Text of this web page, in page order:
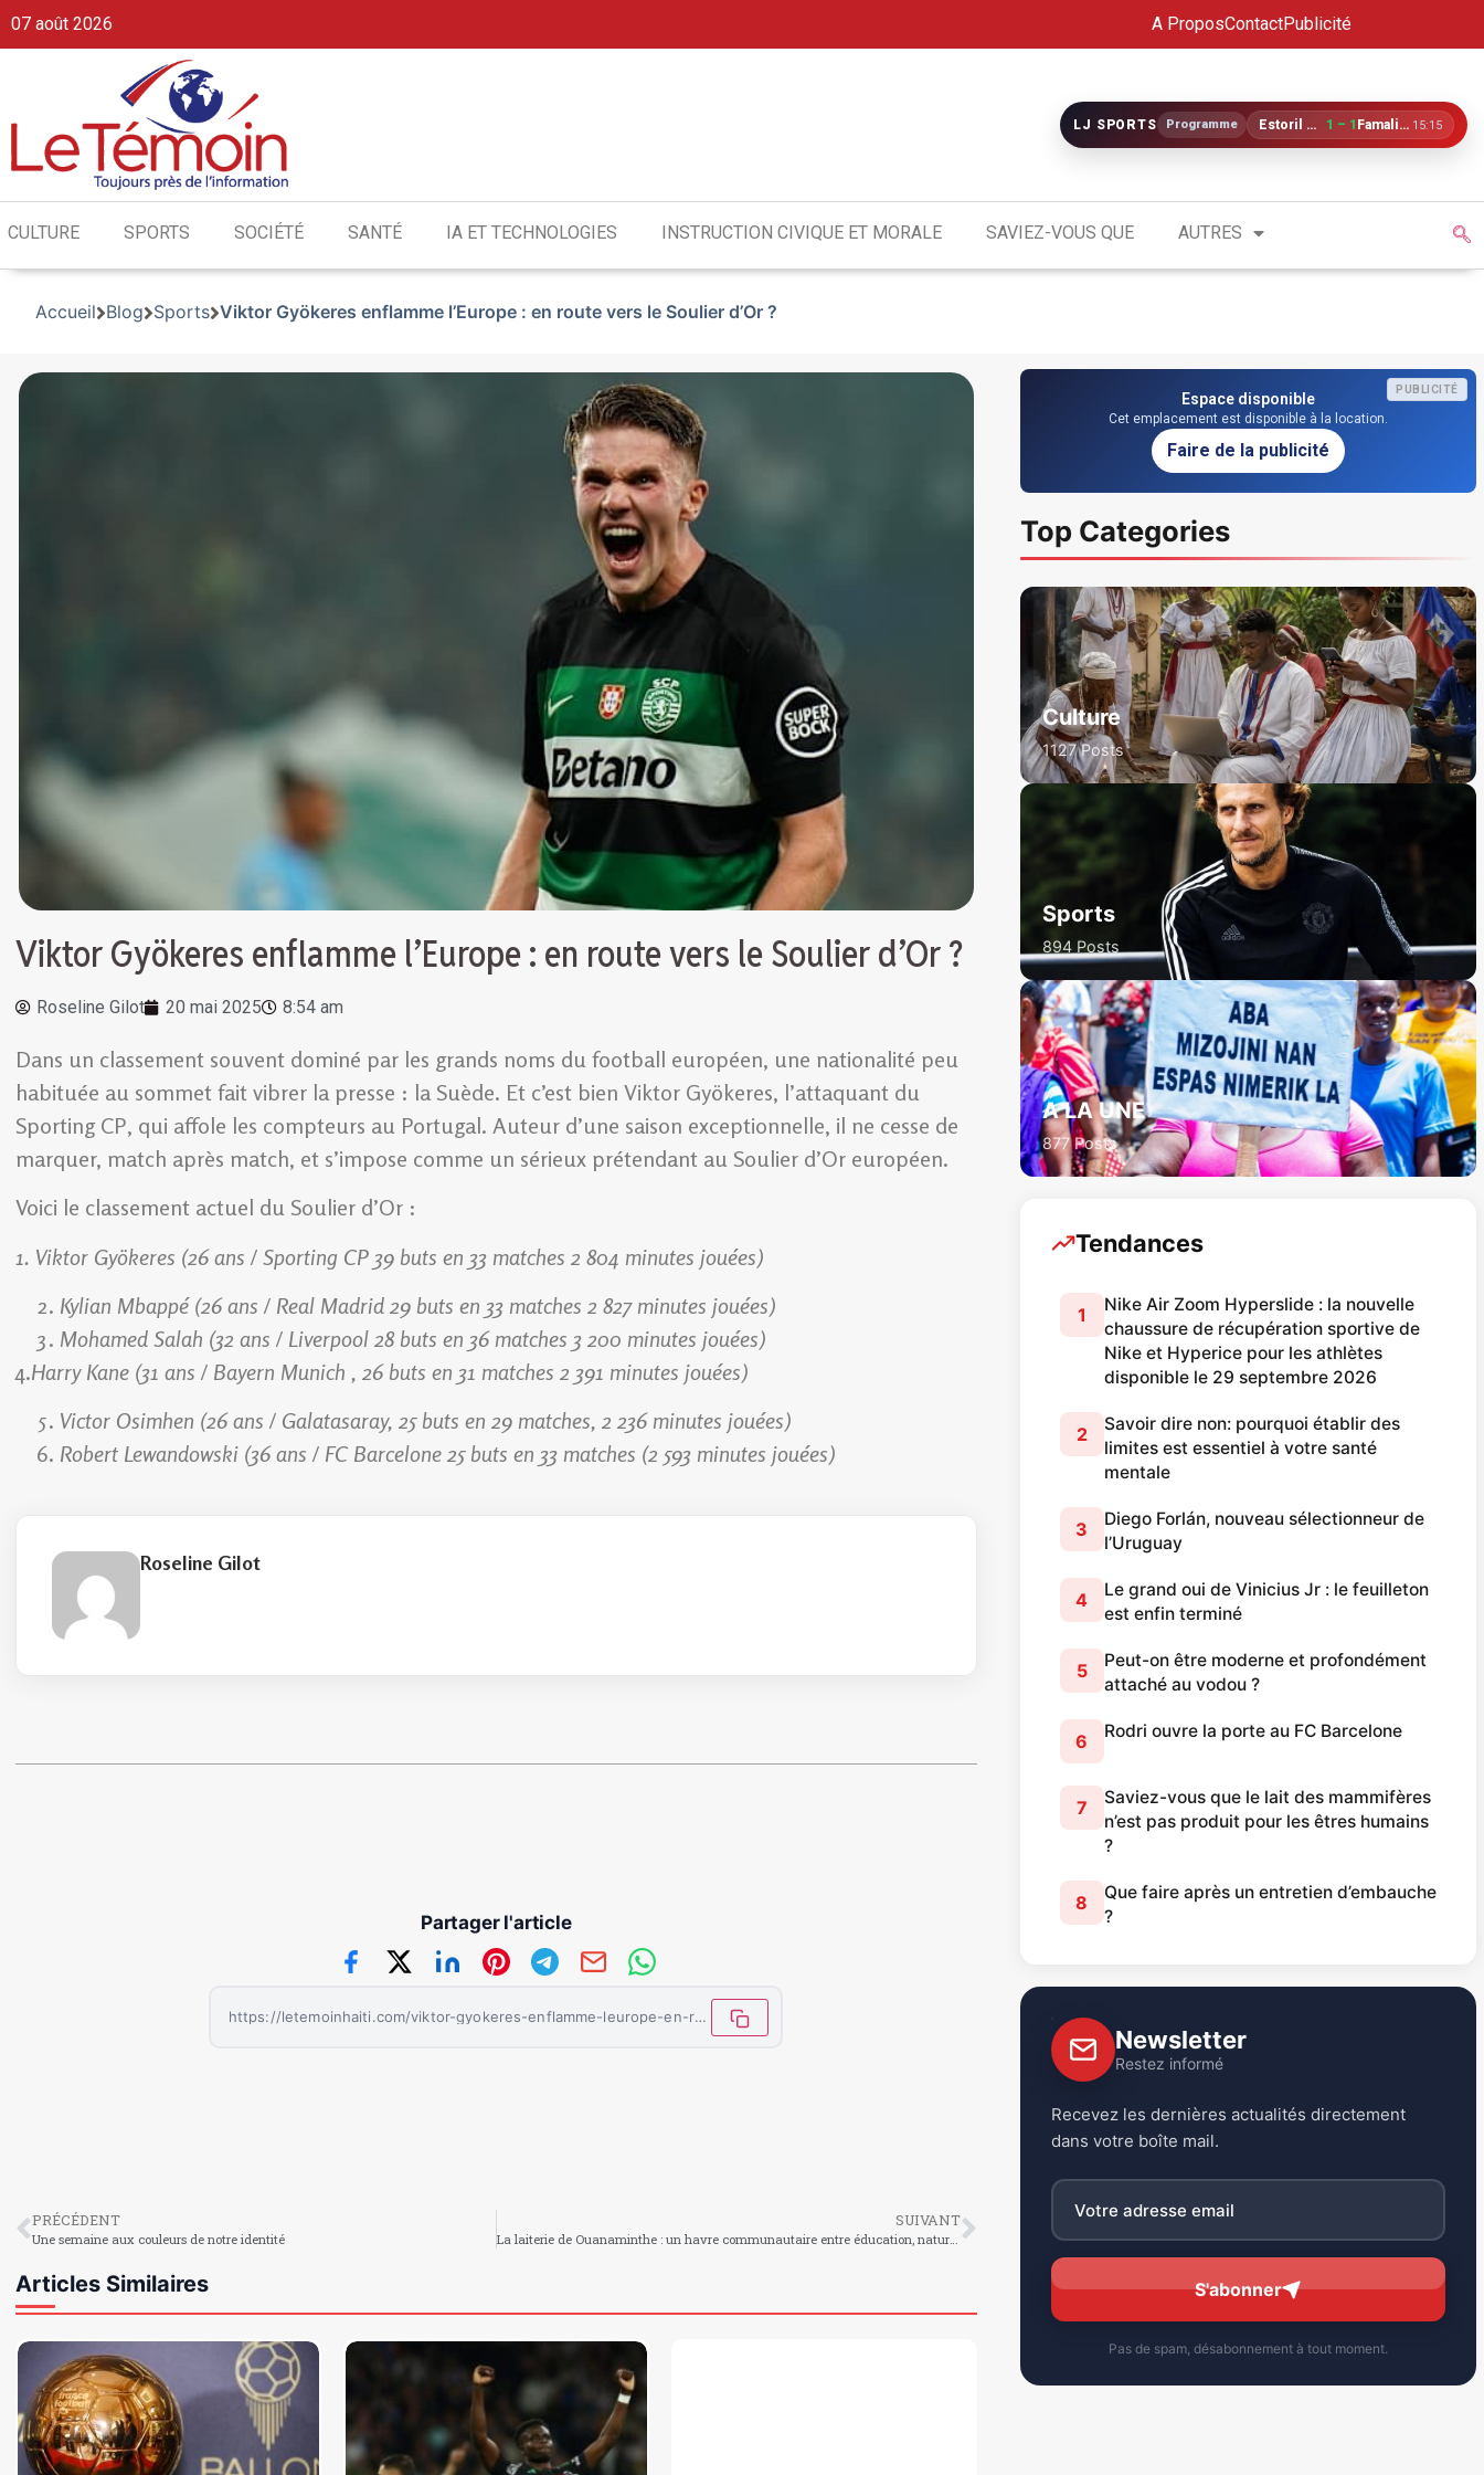
07 août 2026 A ProposContactPublicité
LJ SPORTS Programme Estoril Praia 1 – 1 Famalicão 15:15
CULTURE SPORTS SOCIÉTÉ SANTÉ IA ET TECHNOLOGIES INSTRUCTION CIVIQUE ET MORALE SAVIEZ-VOUS QUE AUTRES
Accueil Blog Sports Viktor Gyökeres enflamme l’Europe : en route vers le Soulier d’Or ?
Viktor Gyökeres enflamme l’Europe : en route vers le Soulier d’Or ?
Roseline Gilot 20 mai 2025 8:54 am
Dans un classement souvent dominé par les grands noms du football européen, une nationalité peu
habituée au sommet fait vibrer la presse : la Suède. Et c’est bien Viktor Gyökeres, l’attaquant du
Sporting CP, qui affole les compteurs au Portugal. Auteur d’une saison exceptionnelle, il ne cesse de
marquer, match après match, et s’impose comme un sérieux prétendant au Soulier d’Or européen.
Voici le classement actuel du Soulier d’Or :
1. Viktor Gyökeres (26 ans / Sporting CP 39 buts en 33 matches 2 804 minutes jouées)
Kylian Mbappé (26 ans / Real Madrid 29 buts en 33 matches 2 827 minutes jouées)
Mohamed Salah (32 ans / Liverpool 28 buts en 36 matches 3 200 minutes jouées)
4.Harry Kane (31 ans / Bayern Munich , 26 buts en 31 matches 2 391 minutes jouées)
Victor Osimhen (26 ans / Galatasaray, 25 buts en 29 matches, 2 236 minutes jouées)
Robert Lewandowski (36 ans / FC Barcelone 25 buts en 33 matches (2 593 minutes jouées)
Roseline Gilot
Partager l'article
https://letemoinhaiti.com/viktor-gyokeres-enflamme-leurope-en-route-vers-le-soulier-dor/
PRÉCÉDENT
Une semaine aux couleurs de notre identité
SUIVANT
La laiterie de Ouanaminthe : un havre communautaire entre éducation, nature et développement rural
Articles Similaires
PUBLICITÉ
Espace disponible
Cet emplacement est disponible à la location.
Faire de la publicité
Top Categories
Culture
1127 Posts
Sports
894 Posts
A LA UNE
877 Posts
Tendances
1
Nike Air Zoom Hyperslide : la nouvelle
chaussure de récupération sportive de
Nike et Hyperice pour les athlètes
disponible le 29 septembre 2026
2
Savoir dire non: pourquoi établir des
limites est essentiel à votre santé
mentale
3
Diego Forlán, nouveau sélectionneur de
l’Uruguay
4
Le grand oui de Vinicius Jr : le feuilleton
est enfin terminé
5
Peut-on être moderne et profondément
attaché au vodou ?
6 Rodri ouvre la porte au FC Barcelone
7
Saviez-vous que le lait des mammifères
n’est pas produit pour les êtres humains
?
8
Que faire après un entretien d’embauche
?
Newsletter
Restez informé
Recevez les dernières actualités directement
dans votre boîte mail.
S'abonner
Pas de spam, désabonnement à tout moment.